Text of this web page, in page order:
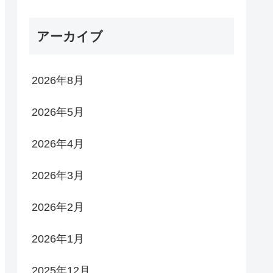
アーカイブ
2026年8月
2026年5月
2026年4月
2026年3月
2026年2月
2026年1月
2025年12月